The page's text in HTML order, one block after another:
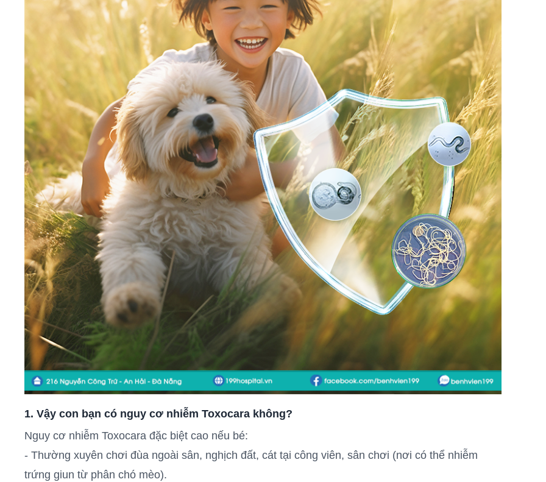
1. Vậy con bạn có nguy cơ nhiễm Toxocara không?
Nguy cơ nhiễm Toxocara đặc biệt cao nếu bé:
- Thường xuyên chơi đùa ngoài sân, nghịch đất, cát tại công viên, sân chơi (nơi có thể nhiễm
trứng giun từ phân chó mèo).